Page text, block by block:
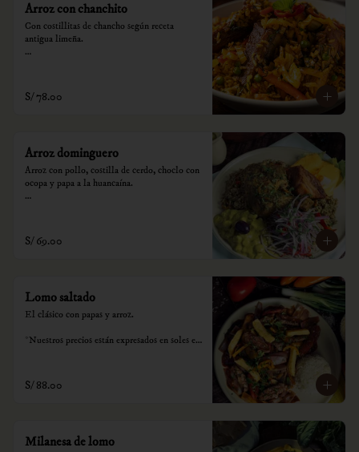
Arroz con chanchito
Con costillitas de chancho según receta
antigua limeña.
consumo.
S/ 78.00
Arroz dominguero
Arroz con pollo, costilla de cerdo, choclo con
ocopa y papa a la huancaína.
consumo.
S/ 69.00
Lomo saltado
El clásico con papas y arroz.
*Nuestros precios están expresados en soles e
S/ 88.00
Milanesa de lomo